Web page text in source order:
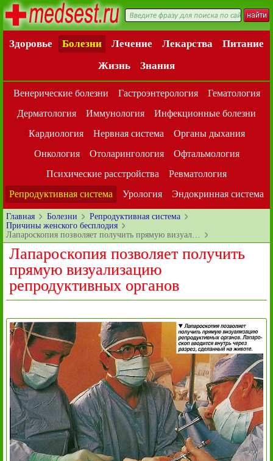
Здоровье Болезни Лечение Лекарства
Питание
Жизнь
Знания
Венерические болезни Гастроэнтерология
Гематология
Дерматология
Иммунология
Инфекционные болезни
Кардиология
Нервная система
Органы дыхания
Онкология
Отоларингология
Офтальмология
Психические расстройства
Ревматология
Репродуктивная система
Урология Эндокринная система
Главная Болезни
Репродуктивная система
Причины женского бесплодия
Лапароскопия позволяет получить прямую визуал…
Лапароскопия позволяет получить
прямую визуализацию
репродуктивных органов